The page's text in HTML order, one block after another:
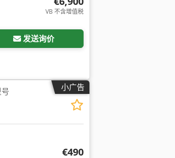
VB 不含增值税
发送询价
小广告
€490